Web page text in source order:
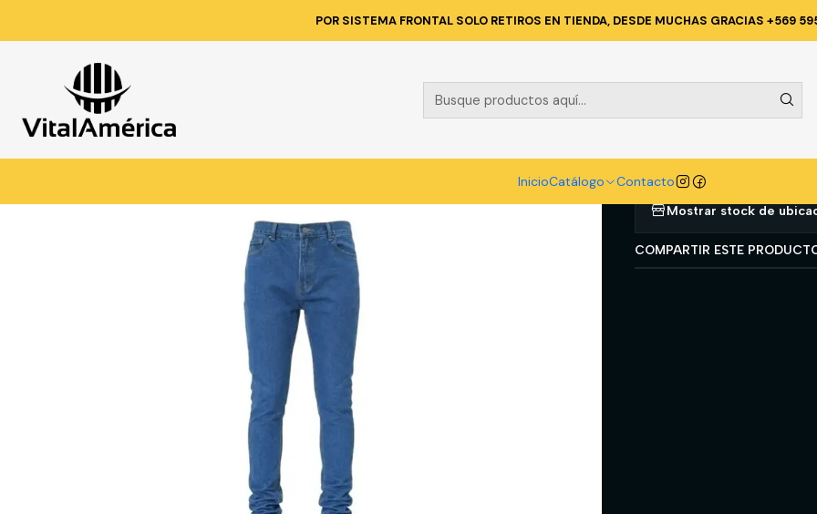
InicioCatálogo Contacto
POR SISTEMA FRONTAL SOLO RETIROS EN TIENDA, DESDE MUCHAS GRACIAS +569
Catálogo VESTIMENTA TECNICA Y CORPORATIVA PANTALONES DE TRABAJO
|
PANTALON
Agregar a la lista
Mostrar stock de
COMPARTIR ESTE